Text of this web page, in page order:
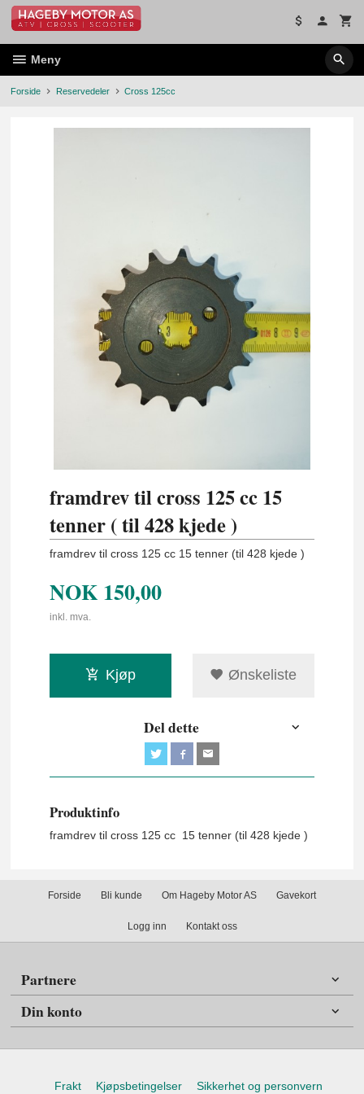
Gå
innholdet
Meny
Forside Reservedeler Cross 125cc
framdrev til cross 125 cc 15
tenner ( til 428 kjede )
framdrev til cross 125 cc 15 tenner (til 428 kjede )
NOK 150,00
inkl. mva.
Kjøp Ønskeliste
Del dette
Produktinfo
framdrev til cross 125 cc 15 tenner (til 428 kjede )
Forside Bli kunde Om Hageby Motor AS Gavekort
Logg inn Kontakt oss
Partnere
Din konto
Frakt Kjøpsbetingelser Sikkerhet og personvern